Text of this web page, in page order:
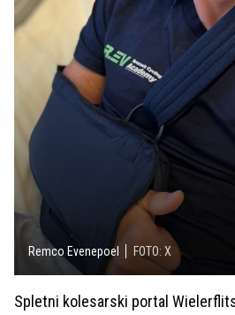
Remco Evenepoel FOTO: X
Spletni kolesarski portal